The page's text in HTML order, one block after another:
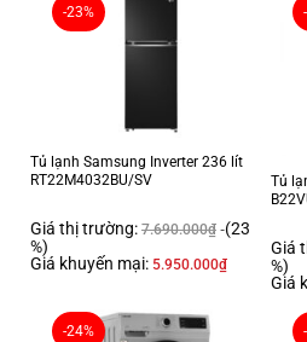
-23%
Tủ lạnh Samsung Inverter 236 lít
RT22M4032BU/SV
Giá thị trường: 7.690.000₫ (23
%)
Giá khuyến mại: 5.950.000₫
Tủ
Giá
%)
Giá
-24%